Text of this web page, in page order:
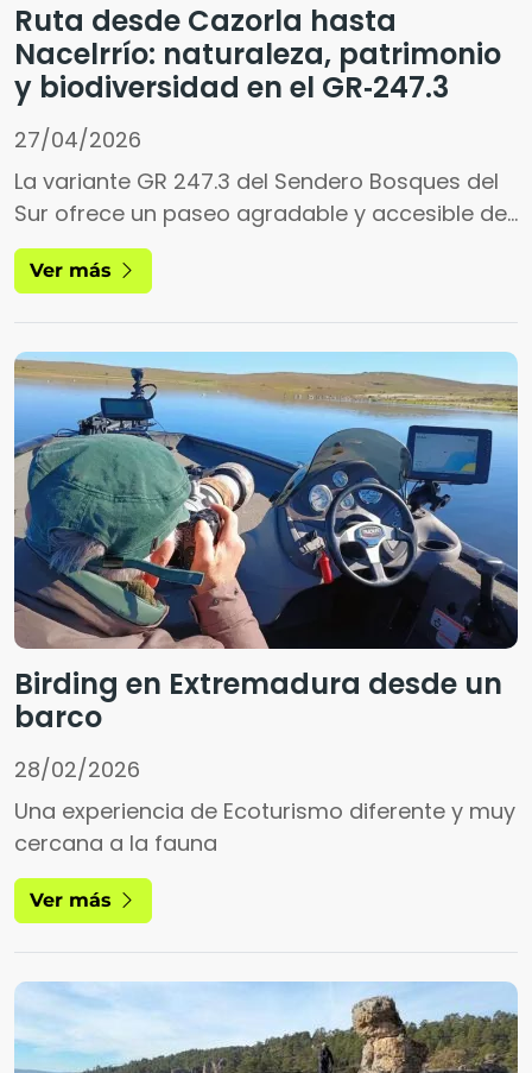
Ruta desde Cazorla hasta
Nacelrrío: naturaleza, patrimonio
y biodiversidad en el GR‑247.3
27/04/2026
La variante GR 247.3 del Sendero Bosques del
Sur ofrece un paseo agradable y accesible del
Parque Natural de las Sierras de Cazorla,
Segura y Las Villas. En este reportaje
Ver más
Birding en Extremadura desde un
barco
28/02/2026
Una experiencia de Ecoturismo diferente y muy
cercana a la fauna
Ver más